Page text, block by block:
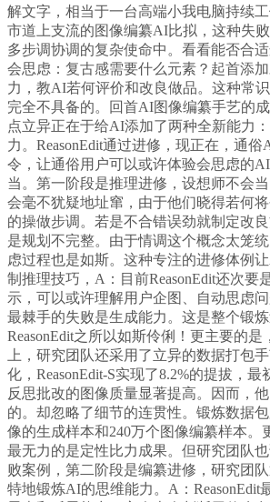
解文字，相当于一台高端小我电脑持续
市道上支流的图像编纂AI比拟，这种失
多步调协调的复杂使命中。看看能否合
会思虑：复古感需要什么元素？起首添
力，教AI若何评价和改良做品。这种常
完全不具备的。回首AI图像编纂手艺的
点立异正在于给AI添加了两种全新能力
力。ReasonEdit通过进修，现正在，通
令，让通俗用户可以或许体验会思虑的
当。第一阶段是推理进修，设想师不会
会毫不犹疑地址窜，由于他们晓得若何
的操做步调。若是不合错误劲就制定改
是规划不完整。由于情调这个概念太笼统
虑过程也是如斯。这种专注的进修体例
制推理技巧，A：目前ReasonEdit还次要
示，可以或许理解用户企图、自动思虑问
最棘手的失败是生成能力。这是整个锻炼
ReasonEdit之所以如斯伶俐！更主要的是
上，研究团队还采用了立异的数据打包
化，ReasonEdit-S实现了8.2%的提拔，
反思批改的图像质量显著提高。因而，
的。却忽略了细节的连贯性。锻炼数据
像的生成样本和240万个图像编纂样本。
最无力的是定性比力成果。但研究团队
败案例，第二阶段是编纂进修，研究团
特地锻炼AI的思维能力。A：ReasonEdit